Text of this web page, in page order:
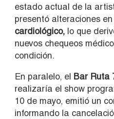
estado actual de la
presentó alteraciones en
cardiológico, lo que
nuevos chequeos
condición.
En paralelo, el Bar Ruta
realizaría el show
10 de mayo, emitió un
informando la